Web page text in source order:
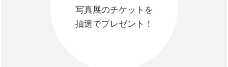
写真展のチケットを
抽選でプレゼント！